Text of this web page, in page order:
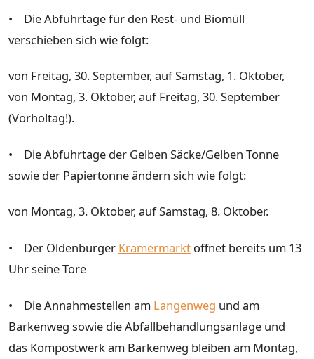
• Die Abfuhrtage für den Rest- und Biomüll
verschieben sich wie folgt:
von Freitag, 30. September, auf Samstag, 1. Oktober,
von Montag, 3. Oktober, auf Freitag, 30. September
(Vorholtag!).
• Die Abfuhrtage der Gelben Säcke/Gelben Tonne
sowie der Papiertonne ändern sich wie folgt:
von Montag, 3. Oktober, auf Samstag, 8. Oktober.
• Der Oldenburger Kramermarkt öffnet bereits um 13
Uhr seine Tore
• Die Annahmestellen am Langenweg und am
Barkenweg sowie die Abfallbehandlungsanlage und
das Kompostwerk am Barkenweg bleiben am Montag,